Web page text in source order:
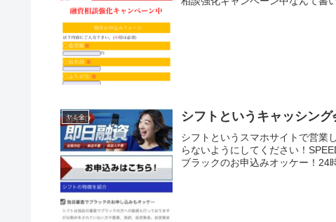
ヤミ金 シフトというキャッシング
シフトというスマホサイトで営業
らないようにしてください！
ブラックのお申込みオッケー！24